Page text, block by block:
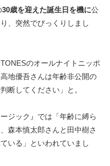
30歳を迎えた誕生日を機に公
、突然でびっくりしまし
のオールナイトニッポ
地優吾さんは年齢非公開の
断してください」と。
ジック』では「年齢に縛ら
森本慎太郎さんと田中樹さ
いる」といわれていまし